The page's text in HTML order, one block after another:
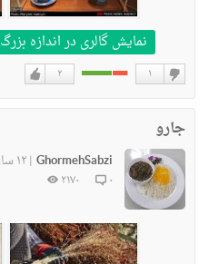
نمایش گالری در اندازه بزرگ
۲ ۱
جارو
GhormehSabzi
|۱۲ سال قبل
۰
۲۱۷۰